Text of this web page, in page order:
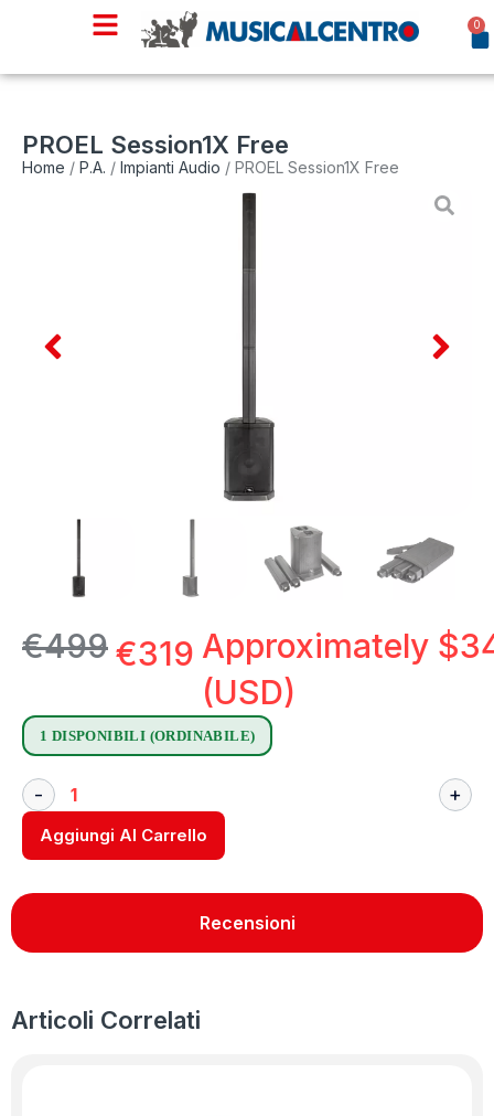
0
PROEL Session1X Free
Home / P.A. / Impianti Audio / PROEL Session1X Free
€499€319 Approximately $
(USD)
1 DISPONIBILI (ORDINABILE)
Aggiungi Al Carrello
Recensioni
Articoli Correlati